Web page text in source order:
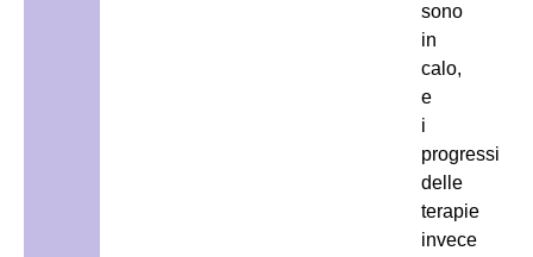
sono
in
calo,
e
i
progressi
delle
terapie
invece